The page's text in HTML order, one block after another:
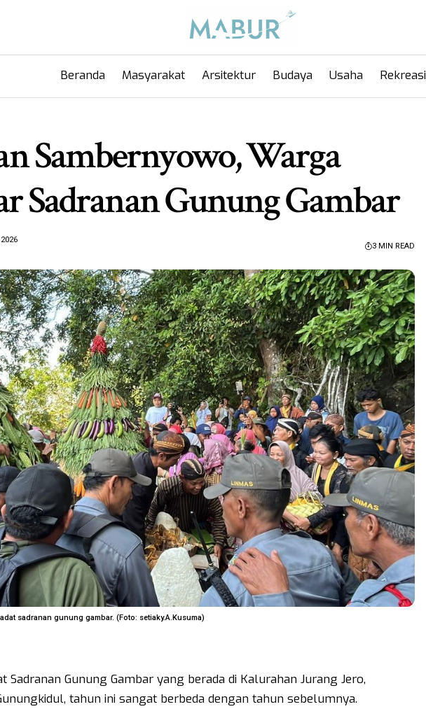
Beranda Masyarakat Arsitektur Budaya Usaha Rekreasi
Sambernyowo, Warga
Sadranan Gunung Gambar
3 MIN READ
sadranan gunung gambar. (Foto: setiaky.A.Kusuma)
Sadranan Gunung Gambar yang berada di Kalurahan Jurang Jero,
tahun ini sangat berbeda dengan tahun sebelumnya.